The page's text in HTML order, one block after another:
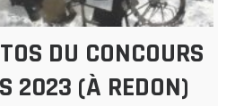
DU CONCOURS
2023 (À REDON)